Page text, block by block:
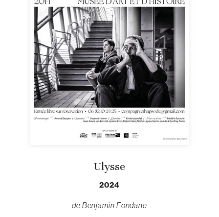
Ulysse
2024
de Benjamin Fondane